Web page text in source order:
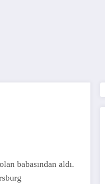
babasından aldı.